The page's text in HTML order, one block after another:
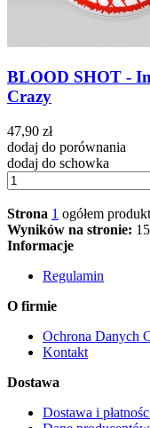
BLOOD SHOT -
Crazy
47,90 zł
dodaj do porównania
dodaj do schowka
Strona 1 ogółem
Wyników na stronie: 15
Informacje
Regulamin
O firmie
Ochrona Danych
Kontakt
Dostawa
Dostawa i